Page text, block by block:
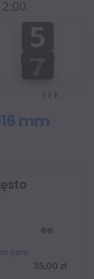
5
0
5
6
7
6
7
SEK.
mm
para
35,00 zł